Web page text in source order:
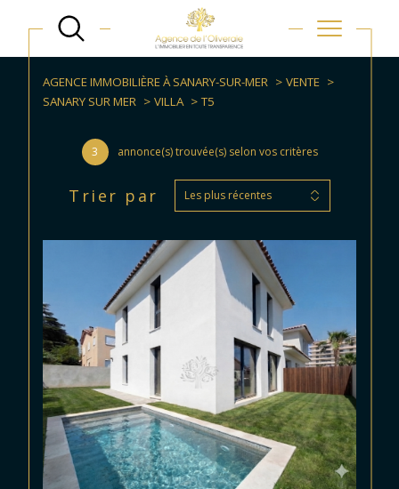
AGENCE IMMOBILIÈRE À SANARY-SUR-MER
VENTE
SANARY SUR MER
VILLA T5
3 annonce(s) trouvée(s) selon vos critères
Trier par Les plus récentes